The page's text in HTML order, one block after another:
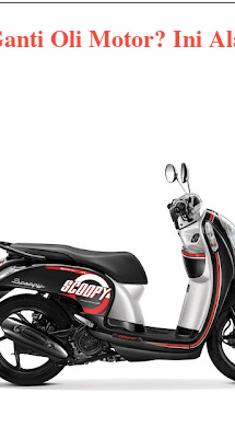
Oli Motor? Ini